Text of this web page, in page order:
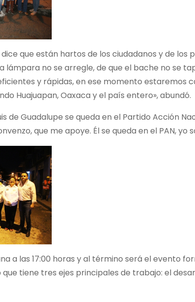
que están hartos de los ciudadanos y de
lámpara no se arregle, de que el bache no se
y rápidas, en ese momento
Huajuapan, Oaxaca y el país entero», abundó.
de Guadalupe se queda en el Partido Acción
que me apoye. Él se queda en el PAN, yo
a las 17:00 horas y al término será el evento
tiene tres ejes principales de trabajo: el